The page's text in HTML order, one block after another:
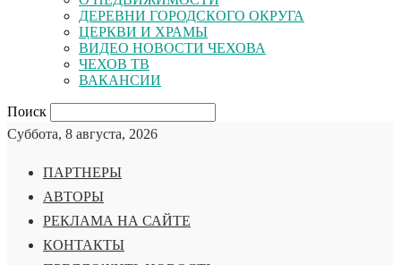
ДЕРЕВНИ ГОРОДСКОГО ОКРУГА
ЦЕРКВИ И ХРАМЫ
ВИДЕО НОВОСТИ ЧЕХОВА
ЧЕХОВ ТВ
ВАКАНСИИ
Поиск
Суббота, 8 августа, 2026
ПАРТНЕРЫ
АВТОРЫ
РЕКЛАМА НА САЙТЕ
КОНТАКТЫ